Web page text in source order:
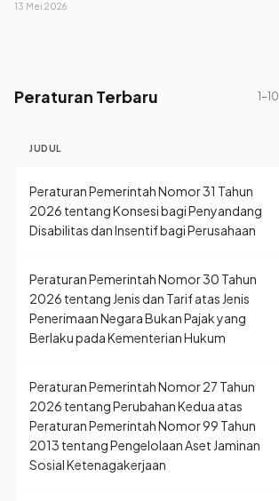
13 Mei 2026
Peraturan Terbaru 1 -10
JUDUL
Peraturan Pemerintah Nomor 31 Tahun
2026 tentang Konsesi bagi Penyandang
Disabilitas dan Insentif bagi Perusahaan
Peraturan Pemerintah Nomor 30 Tahun
2026 tentang Jenis dan Tarif atas Jenis
Penerimaan Negara Bukan Pajak yang
Berlaku pada Kementerian Hukum
Peraturan Pemerintah Nomor 27 Tahun
2026 tentang Perubahan Kedua atas
Peraturan Pemerintah Nomor 99 Tahun
2013 tentang Pengelolaan Aset Jaminan
Sosial Ketenagakerjaan